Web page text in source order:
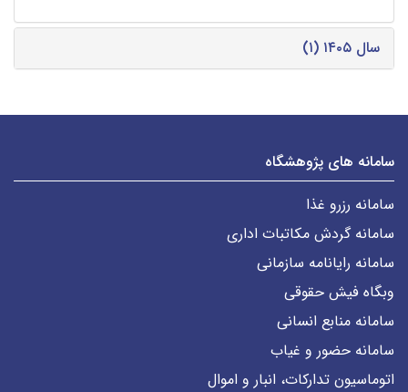
سال ۱۴۰۵ (۱)
سامانه های پژوهشگاه
سامانه رزرو غذا
سامانه گردش مکاتبات اداری
سامانه رایانامه سازمانی
وبگاه فیش حقوقی
سامانه منابع انسانی
سامانه حضور و غیاب
اتوماسیون تدارکات، انبار و اموال